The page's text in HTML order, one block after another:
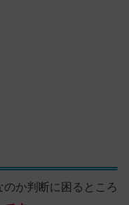
か判断に困るところ